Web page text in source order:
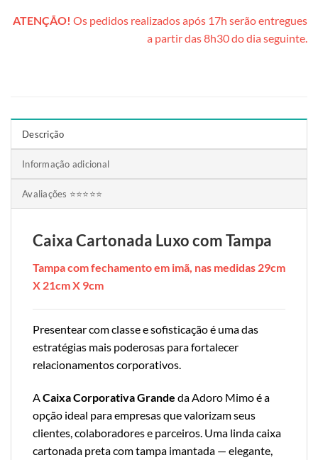
ATENÇÃO! Os pedidos realizados após 17h serão entregues
a partir das 8h30 do dia seguinte.
Descrição
Informação adicional
Avaliações ⭐⭐⭐⭐⭐
Caixa Cartonada Luxo com Tampa
Tampa com fechamento em imã, nas medidas 29cm
X 21cm X 9cm
Presentear com classe e sofisticação é uma das
estratégias mais poderosas para fortalecer
relacionamentos corporativos.
ACaixa Corporativa Grande da Adoro Mimo é a
opção ideal para empresas que valorizam seus
clientes, colaboradores e parceiros. Uma linda caixa
cartonada preta com tampa imantada — elegante,